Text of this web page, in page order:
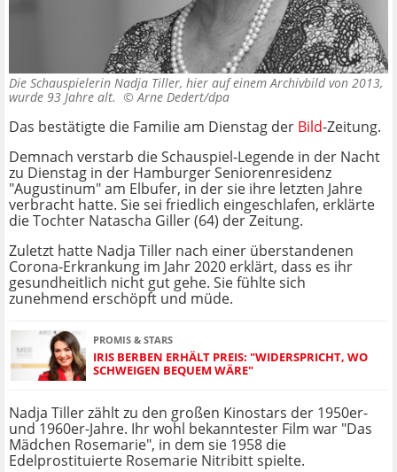
Die Schauspielerin Nadja Tiller, hier auf einem Archivbild von 2013,
wurde 93 Jahre alt. ©Arne Dedert/dpa
Das bestätigte die Familie am Dienstag der Bild-Zeitung.
Demnach verstarb die Schauspiel-Legende in der Nacht
zu Dienstag in der Hamburger Seniorenresidenz
"Augustinum" am Elbufer, in der sie ihre letzten Jahre
verbracht hatte. Sie sei friedlich eingeschlafen, erklärte
die Tochter Natascha Giller (64) der Zeitung.
Zuletzt hatte Nadja Tiller nach einer überstandenen
Corona-Erkrankung im Jahr 2020 erklärt, dass es ihr
gesundheitlich nicht gut gehe. Sie fühlte sich
zunehmend erschöpft und müde.
PROMIS & STARS
IRIS BERBEN ERHÄLT PREIS: "WIDERSPRICHT, WO
SCHWEIGEN BEQUEM WÄRE"
Nadja Tiller zählt zu den großen Kinostars der 1950er-
und 1960er-Jahre. Ihr wohl bekanntester Film war "Das
Mädchen Rosemarie", in dem sie 1958 die
Edelprostituierte Rosemarie Nitribitt spielte.